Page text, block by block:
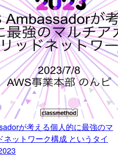
が考える個人的に最強のマ
ットワーク構成 というタイ